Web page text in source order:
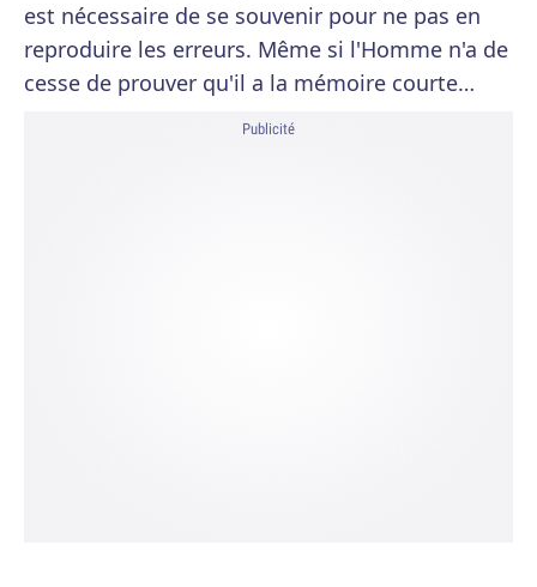
est nécessaire de se souvenir pour ne pas en
reproduire les erreurs. Même si l'Homme n'a de
cesse de prouver qu'il a la mémoire courte…
Publicité